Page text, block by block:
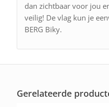
dan zichtbaar voor jou
veilig! De vlag kun je
BERG Biky.
Gerelateerde